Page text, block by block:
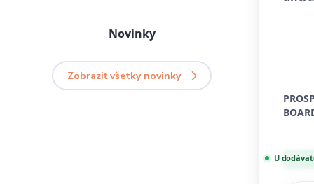
U
Novinky
Zobraziť všetky novinky